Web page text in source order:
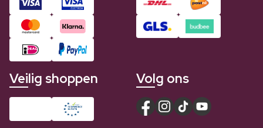
Veilig shoppen Volg ons